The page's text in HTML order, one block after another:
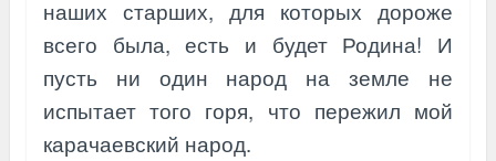
наших старших, для которых дороже
всего была, есть и будет Родина! И
пусть ни один народ на земле не
испытает того горя, что пережил мой
карачаевский народ.